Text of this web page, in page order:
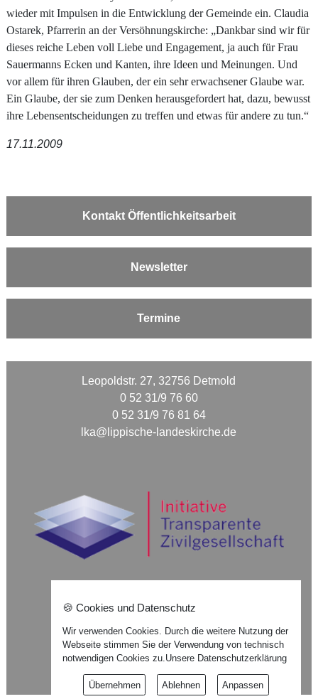
wieder mit Impulsen in die Entwicklung der Gemeinde ein. Claudia
Ostarek, Pfarrerin an der Versöhnungskirche: „Dankbar sind wir für
dieses reiche Leben voll Liebe und Engagement, ja auch für Frau
Sauermanns Ecken und Kanten, ihre Ideen und Meinungen. Und
vor allem für ihren Glauben, der ein sehr erwachsener Glaube war.
Ein Glaube, der sie zum Denken herausgefordert hat, dazu, bewusst
ihre Lebensentscheidungen zu treffen und etwas für andere zu tun.“
17.11.2009
Kontakt Öffentlichkeitsarbeit
Newsletter
Termine
Leopoldstr. 27, 32756 Detmold
0 52 31/9 76 60
0 52 31/9 76 81 64
lka@lippische-landeskirche.de
Impressum
Datenschutzerklärung
🍪 Cookies und Datenschutz
Wir verwenden Cookies. Durch die weitere Nutzung der
Webseite stimmen Sie der Verwendung von technisch
notwendigen Cookies zu.Unsere Datenschutzerklärung
Übernehmen Ablehnen Anpassen